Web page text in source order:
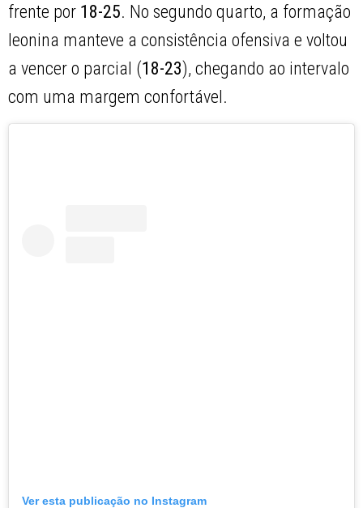
frente por 18-25. No segundo quarto, a formação
leonina manteve a consistência ofensiva e voltou
a vencer o parcial (18-23), chegando ao intervalo
com uma margem confortável.
Ver esta publicação no Instagram